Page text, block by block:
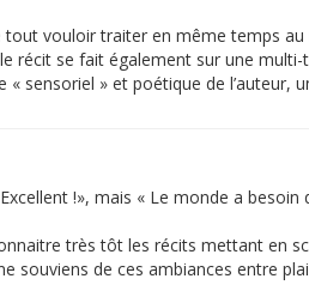
vouloir traiter en même temps
récit se fait également sur une
sensoriel » et poétique de l’auteur,
!», mais « Le monde a
très tôt les récits mettant en
souviens de ces ambiances entre